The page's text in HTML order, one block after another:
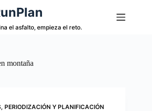
el asfalto, empieza el reto.
montaña
, PERIODIZACIÓN Y PLANIFICACIÓN